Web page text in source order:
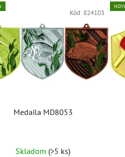
Medaila MD8053
Skladom (>5 ks)
Kód: 824103